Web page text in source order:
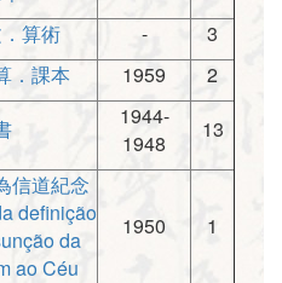
算術 -
3
．課本 1959
2
1944-
1948
13
信道紀念
definição
da
ao Céu
1950 1